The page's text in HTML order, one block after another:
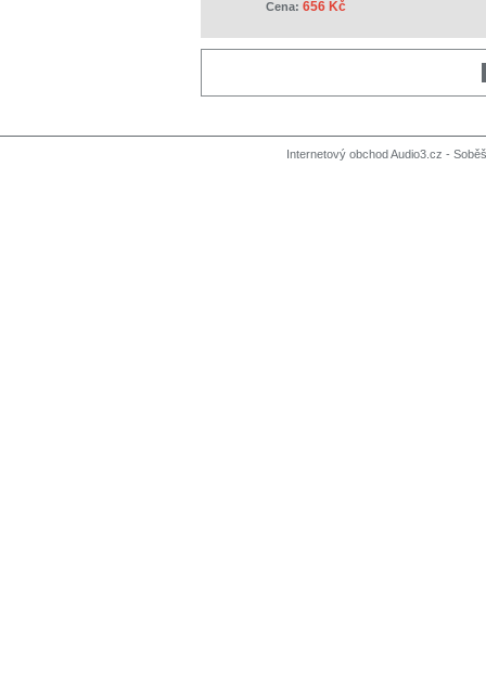
Cena: 656 Kč
Internetový obchod Audio3.cz -